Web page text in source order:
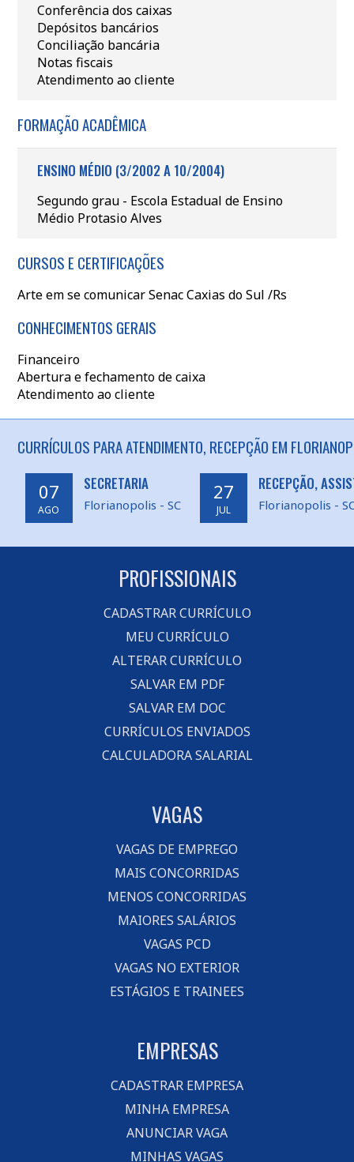
Conferência dos caixas
Depósitos bancários
Conciliação bancária
Notas fiscais
Atendimento ao cliente
FORMAÇÃO ACADÊMICA
ENSINO MÉDIO (3/2002 A 10/2004)
Segundo grau - Escola Estadual de Ensino
Médio Protasio Alves
CURSOS E CERTIFICAÇÕES
Arte em se comunicar Senac Caxias do Sul /Rs
CONHECIMENTOS GERAIS
Financeiro
Abertura e fechamento de caixa
Atendimento ao cliente
CURRÍCULOS PARA ATENDIMENTO, RECEPÇÃO EM
07
AGO
SECRETARIA
Florianopolis - SC
27
JUL
RECEPÇÃO,
Florianopolis -
PROFISSIONAIS
CADASTRAR CURRÍCULO
MEU CURRÍCULO
ALTERAR CURRÍCULO
SALVAR EM PDF
SALVAR EM DOC
CURRÍCULOS ENVIADOS
CALCULADORA SALARIAL
VAGAS
VAGAS DE EMPREGO
MAIS CONCORRIDAS
MENOS CONCORRIDAS
MAIORES SALÁRIOS
VAGAS PCD
VAGAS NO EXTERIOR
ESTÁGIOS E TRAINEES
EMPRESAS
CADASTRAR EMPRESA
MINHA EMPRESA
ANUNCIAR VAGA
MINHAS VAGAS